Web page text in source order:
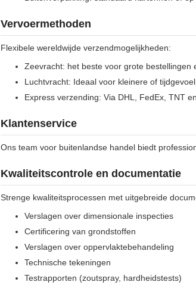
Vervoermethoden
Flexibele wereldwijde verzendmogelijkheden:
Zeevracht: het beste voor grote bestellingen
Luchtvracht: Ideaal voor kleinere of
Express verzending: Via DHL, FedEx, TNT
Klantenservice
Ons team voor buitenlandse handel biedt
Kwaliteitscontrole en documentatie
Strenge kwaliteitsprocessen met uitgebreide
Verslagen over dimensionale inspecties
Certificering van grondstoffen
Verslagen over oppervlaktebehandeling
Technische tekeningen
Testrapporten (zoutspray, hardheidstests)